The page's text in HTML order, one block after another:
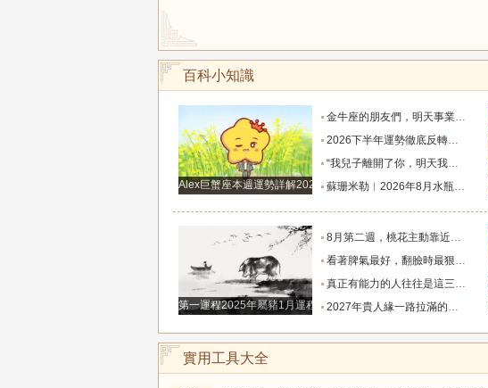
百科小知識
Alex巨蟹座本週運勢詳解2024.12.23-12.29
金牛座的朋友們，明天事業迎來新高峰，不要再默默付出而錯失機會！_工作_宇宙_能量
2026下半年運勢徹底反轉迎來好運的四大星座！舊篇章結束，新的機遇之門敞開_時期_獅子座_重擔
“我兒子離開了你，明天我就能幫他重新找一個好樣的女人！”_伴侶_星座_尋找
蘇珊米勒︱2026年8月水瓶座月度運勢_合作_木星_滿月
第一運程2025年屬豬1月運程解析
8月第二週，桃花主動靠近，遇到值得認識的人的三個星座_雙子座_東西_地方
看著脾氣最好，翻臉時最狠！立秋後這三大星座撕掉偽裝，誰碰底線誰倒黴_金牛座_星象_天秤座
真正有能力的人往往是這三個星座，既能獨立完成也懂得借助團隊_水瓶_協作_一個人
2027年貴人緣一路拉滿的三大生肖！處處有人幫扶，全年順風順水少坎坷_合作_人脈_事業
實用工具大全